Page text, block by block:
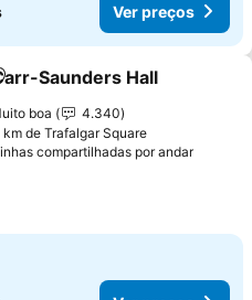
Ver preços
aos favoritos
Saunders Hall
boa
4.340
km de Trafalgar Square
compartilhadas por andarVer